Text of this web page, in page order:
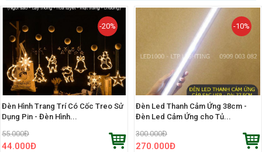
-20%
Đèn Hình Trang Trí Có Cốc Treo Sử
Dụng Pin - Đèn Hình...
55.000Đ
44.000Đ
-10%
Đèn Led Thanh Cảm Ứng 38cm -
Đèn Led Cảm Ứng cho Tủ...
300.000Đ
270.000Đ